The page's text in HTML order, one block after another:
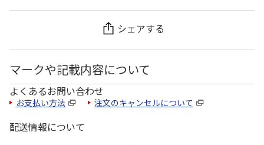
シェアする
マークや記載内容について
よくあるお問い合わせ
お支払い方法 注文のキャンセルについて
配送情報について